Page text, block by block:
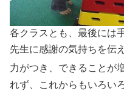
各クラスとも、最後には
先生に感謝の気持ちを伝
力がつき、できることが
れず、これからもいろい